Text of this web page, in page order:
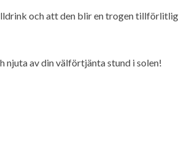
och att den blir en trogen tillförlitlig
njuta av din välförtjänta stund i solen!